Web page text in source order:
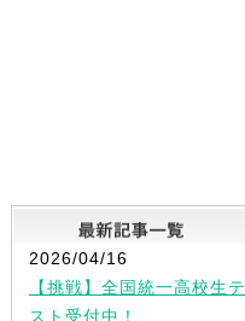
2026/04/16
【挑戦】全国統一高校生テ
スト受付中！